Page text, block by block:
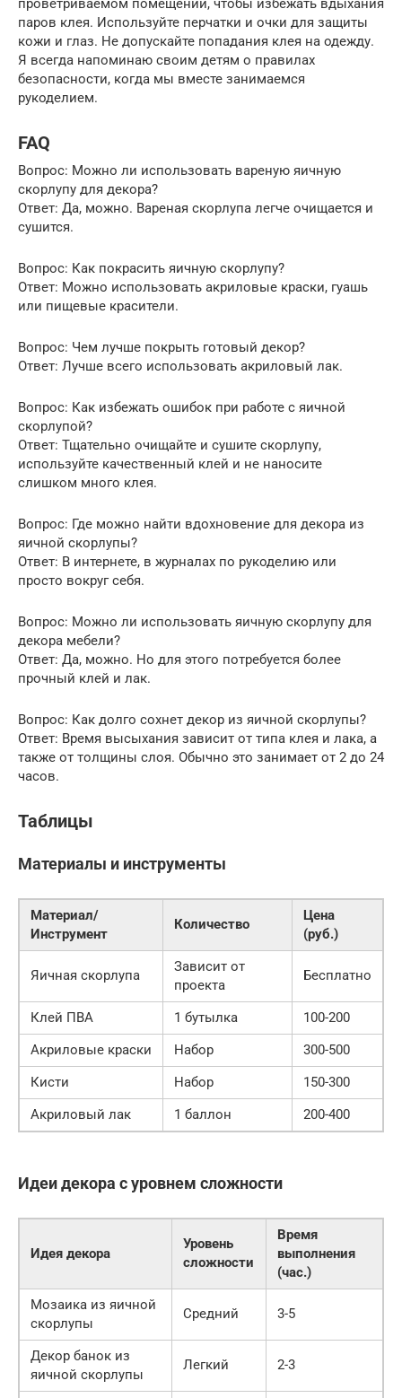
проветриваемом помещении, чтобы избежать вдыхания
паров клея. Используйте перчатки и очки для защиты
кожи и глаз. Не допускайте попадания клея на одежду.
Я всегда напоминаю своим детям о правилах
безопасности, когда мы вместе занимаемся
рукоделием.
FAQ
Вопрос: Можно ли использовать вареную яичную
скорлупу для декора?
Ответ: Да, можно. Вареная скорлупа легче очищается и
сушится.
Вопрос: Как покрасить яичную скорлупу?
Ответ: Можно использовать акриловые краски, гуашь
или пищевые красители.
Вопрос: Чем лучше покрыть готовый декор?
Ответ: Лучше всего использовать акриловый лак.
Вопрос: Как избежать ошибок при работе с яичной
скорлупой?
Ответ: Тщательно очищайте и сушите скорлупу,
используйте качественный клей и не наносите
слишком много клея.
Вопрос: Где можно найти вдохновение для декора из
яичной скорлупы?
Ответ: В интернете, в журналах по рукоделию или
просто вокруг себя.
Вопрос: Можно ли использовать яичную скорлупу для
декора мебели?
Ответ: Да, можно. Но для этого потребуется более
прочный клей и лак.
Вопрос: Как долго сохнет декор из яичной скорлупы?
Ответ: Время высыхания зависит от типа клея и лака, а
также от толщины слоя. Обычно это занимает от 2 до 24
часов.
Таблицы
Материалы и инструменты
Материал/
Инструмент
Количество
Цена
(руб.)
Яичная скорлупа
Зависит от
проекта
Бесплатно
Клей ПВА 1 бутылка
100-200
Акриловые краски
Набор
300-500
Кисти
Набор
150-300
Акриловый лак
1 баллон 200-400
Идеи декора с уровнем сложности
Идея декора
Уровень
сложности
Время
выполнения
(час.)
Мозаика из яичной
скорлупы
Средний 3-5
Декор банок из
яичной скорлупы
Легкий 2-3